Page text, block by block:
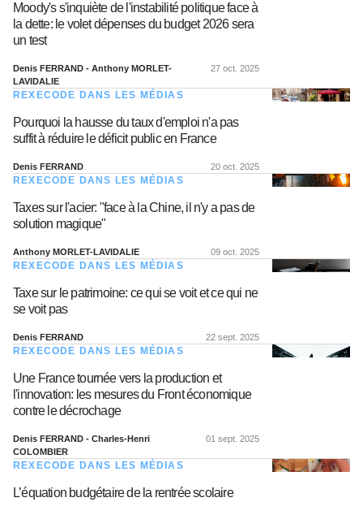
Moody's s'inquiète de l'instabilité politique face à
la dette: le volet dépenses du budget 2026 sera
un test
Denis FERRAND - Anthony MORLET-
LAVIDALIE
27 oct. 2025
REXECODE DANS LES MÉDIAS
Pourquoi la hausse du taux d'emploi n'a pas
suffit à réduire le déficit public en France
Denis FERRAND 20 oct. 2025
REXECODE DANS LES MÉDIAS
Taxes sur l'acier: "face à la Chine, il n'y a pas de
solution magique"
Anthony MORLET-LAVIDALIE 09 oct. 2025
REXECODE DANS LES MÉDIAS
Taxe sur le patrimoine: ce qui se voit et ce qui ne
se voit pas
Denis FERRAND 22 sept. 2025
REXECODE DANS LES MÉDIAS
Une France tournée vers la production et
l'innovation: les mesures du Front économique
contre le décrochage
Denis FERRAND - Charles-Henri
COLOMBIER
01 sept. 2025
REXECODE DANS LES MÉDIAS
L’équation budgétaire de la rentrée scolaire